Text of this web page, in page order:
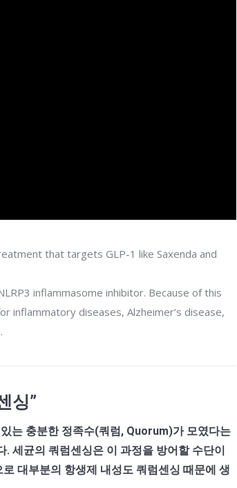
that targets GLP-1 like Saxenda and
inflammasome inhibitor. Because of this
inflammatory diseases, Alzheimer’s disease,
싱”
는 충분한 정족수(쿼럼, Quorum)가 모였다는
세균의 쿼럼센싱은 이 과정을 방어할 수단이
대부분의 항생제 내성도 쿼럼센싱 때문에 생